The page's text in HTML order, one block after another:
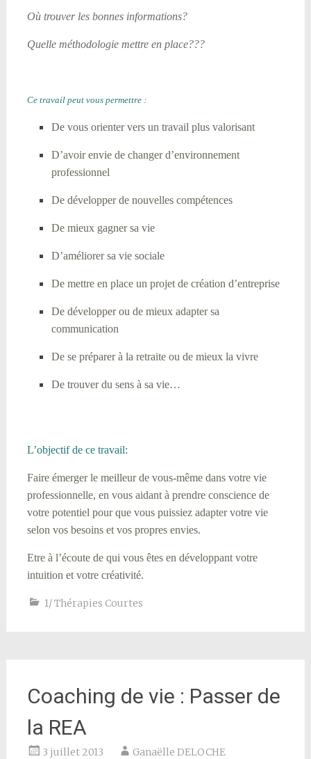
Où trouver les bonnes informations?
Quelle méthodologie mettre en place???
Ce travail peut vous permettre :
De vous orienter vers un travail plus valorisant
D’avoir envie de changer d’environnement
professionnel
De développer de nouvelles compétences
De mieux gagner sa vie
D’améliorer sa vie sociale
De mettre en place un projet de création d’entreprise
De développer ou de mieux adapter sa
communication
De se préparer à la retraite ou de mieux la vivre
De trouver du sens à sa vie…
L’objectif de ce travail:
Faire émerger le meilleur de vous-même dans votre vie
professionnelle, en vous aidant à prendre conscience de
votre potentiel pour que vous puissiez adapter votre vie
selon vos besoins et vos propres envies.
Etre à l’écoute de qui vous êtes en développant votre
intuition et votre créativité.
1/ Thérapies Courtes
Coaching de vie : Passer de
la REA
3 juillet 2013 Ganaëlle DELOCHE